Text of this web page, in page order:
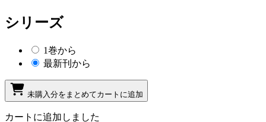
シリーズ
1巻から
最新刊から
未購入分をまとめてカートに追加
カートに追加しました